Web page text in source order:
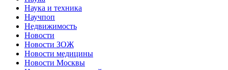
Наука и техника
Научпоп
Недвижимость
Новости
Новости ЗОЖ
Новости медицины
Новости Москвы